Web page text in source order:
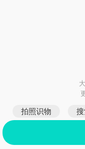
拍照识物